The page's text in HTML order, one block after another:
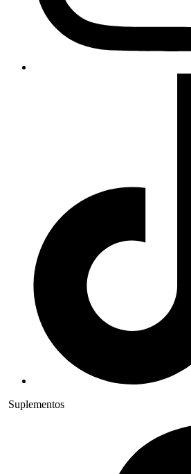
Suplementos